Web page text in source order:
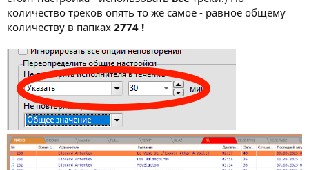
количество треков опять то же самое - равное общему
количеству в папках 2774 !